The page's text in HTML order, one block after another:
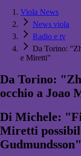
Viola News
News viola
Radio e tv
Da Torino:
e Miretti"
Da Torino:
occhio a Joao
Di Michele:
Miretti